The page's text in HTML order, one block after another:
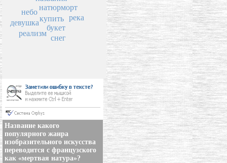
натюрморт
купить
букет
река
снег
реализм
небо
девушка
Название какого
популярного жанра
изобразительного искусства
переводится с французского
как «мертвая натура»?